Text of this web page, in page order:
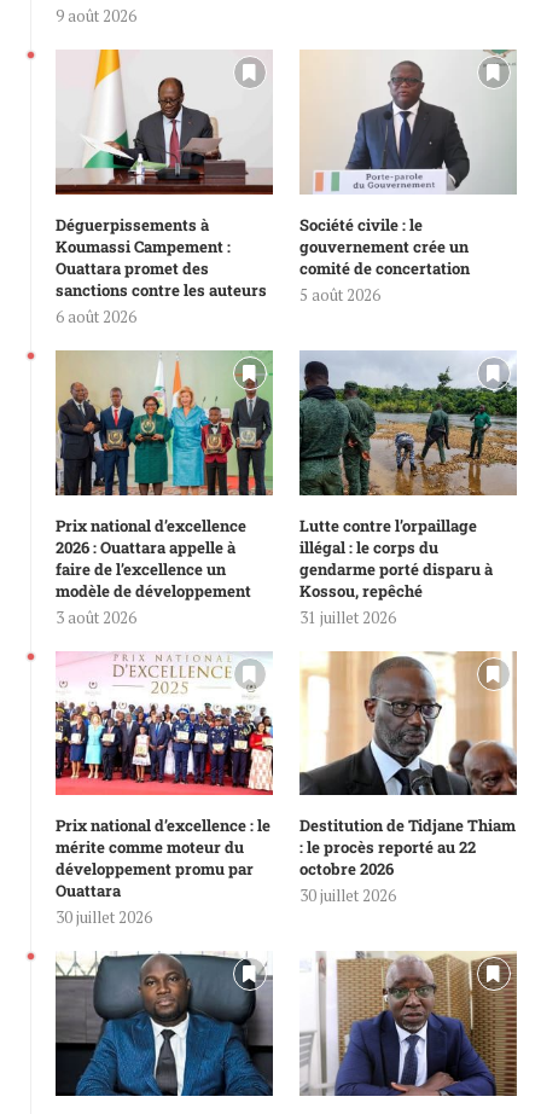
9 août 2026
Déguerpissements à
Koumassi Campement :
Ouattara promet des
sanctions contre les auteurs
6 août 2026
Société civile : le
gouvernement crée un
comité de concertation
5 août 2026
Prix national d’excellence
2026 : Ouattara appelle à
faire de l’excellence un
modèle de développement
3 août 2026
Lutte contre l’orpaillage
illégal : le corps du
gendarme porté disparu à
Kossou, repêché
31 juillet 2026
Prix national d’excellence : le
mérite comme moteur du
développement promu par
Ouattara
30 juillet 2026
Destitution de Tidjane Thiam
: le procès reporté au 22
octobre 2026
30 juillet 2026